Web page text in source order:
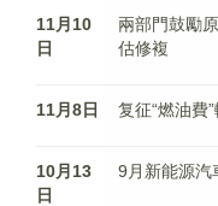
11月10
日
兩部門鼓勵
估修複
11月8日 复征“燃油費
10月13
日
9月新能源汽